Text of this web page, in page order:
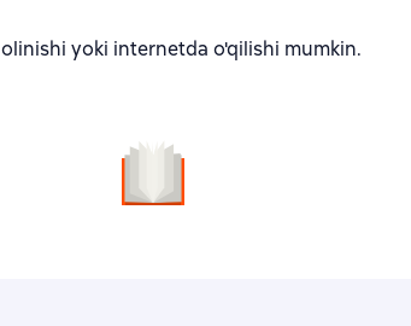
yoki internetda o'qilishi mumkin.